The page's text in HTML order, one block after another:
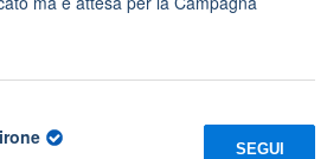
SEGUI